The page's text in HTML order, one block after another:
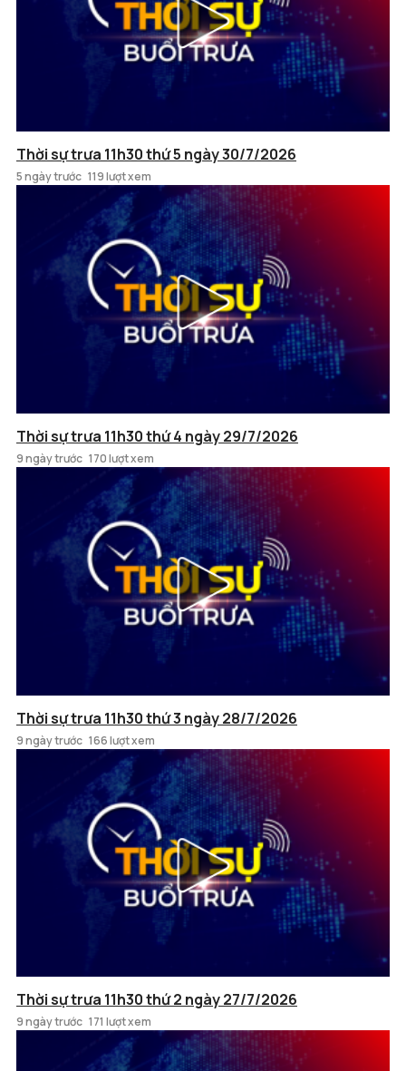
Thời sự trưa 11h30 thứ 5 ngày 30/7/2026
5 ngày trước 119 lượt xem
Thời sự trưa 11h30 thứ 4 ngày 29/7/2026
9 ngày trước 170 lượt xem
Thời sự trưa 11h30 thứ 3 ngày 28/7/2026
9 ngày trước 166 lượt xem
Thời sự trưa 11h30 thứ 2 ngày 27/7/2026
9 ngày trước 171 lượt xem